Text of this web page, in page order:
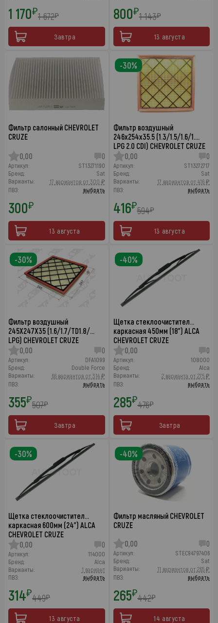
1 170₽1 672₽
Завтра
800₽1 143₽
13 августа
Фильтр салонный CHEVROLET
CRUZE
0,00 0
Артикул:
ST13271190
Бренд:
Sat
Варианты:
17 вариантов от 300 ₽
ПВЗ:
выбрать
300₽
13 августа
Фильтр воздушный
246x254x35.5 (1.3/1.5/1.6/1.…
LPG 2.0 CDI) CHEVROLET CRUZE
0,00
0
Артикул:
ST13272717
Бренд:
Sat
Варианты:
17 вариантов от 416 ₽
ПВЗ:
выбрать
416₽594₽
13 августа
-30%
Фильтр воздушный
245X247X35 (1.6/1.7/TD1.8/…
LPG) CHEVROLET CRUZE
0,00
0
Артикул:
DFA1099
Бренд:
Double Force
Варианты:
66 вариантов от 314 ₽
ПВЗ:
выбрать
355₽507₽
Завтра
-30%
Щетка стеклоочистител…
каркасная 450мм (18") ALCA
CHEVROLET CRUZE
0,00
0
Артикул:
108000
Бренд:
Alca
Варианты:
2 варианта от 275 ₽
ПВЗ:
выбрать
285₽476₽
Завтра
-40%
Щетка стеклоочистител…
каркасная 600мм (24") ALCA
CHEVROLET CRUZE
0,00
0
Артикул:
114000
Бренд:
Alca
Варианты:
1 вариант
ПВЗ:
выбрать
314₽449₽
13 августа
-30%
Фильтр масляный CHEVROLET
CRUZE
0,00
0
Артикул:
STEC94797406
Бренд:
Sat
Варианты:
11 вариантов от 265 ₽
ПВЗ:
выбрать
265₽442₽
14 августа
-40%